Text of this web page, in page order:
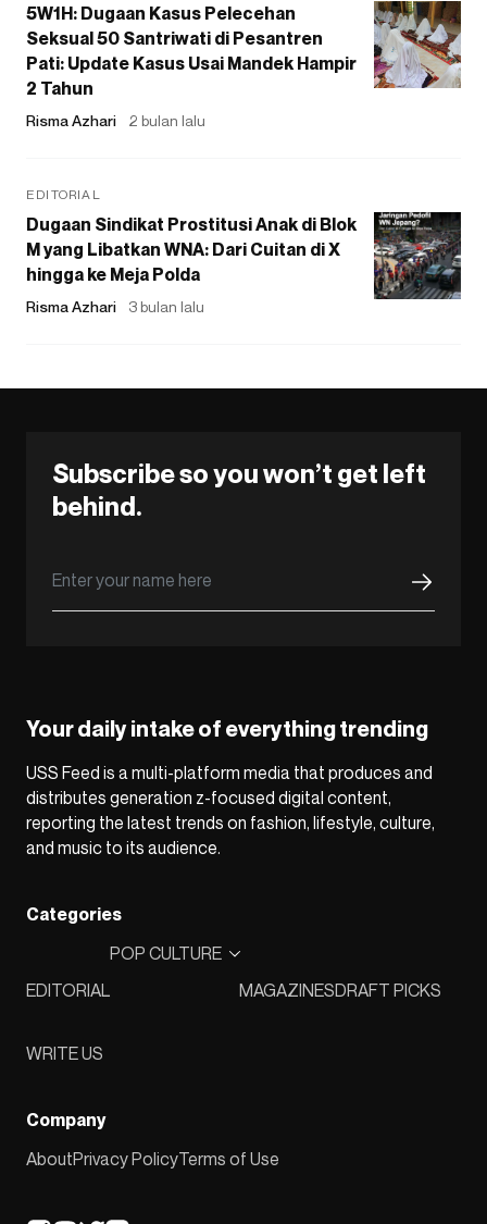
5W1H: Dugaan Kasus Pelecehan
Seksual 50 Santriwati di Pesantren
Pati: Update Kasus Usai Mandek Hampir
2 Tahun
Risma Azhari 2 bulan lalu
EDITORIAL
Dugaan Sindikat Prostitusi Anak di Blok
M yang Libatkan WNA: Dari Cuitan di X
hingga ke Meja Polda
Risma Azhari 3 bulan lalu
Subscribe so you won’t get left
behind.
Your daily intake of everything trending
USS Feed is a multi-platform media that produces and
distributes generation z-focused digital content,
reporting the latest trends on fashion, lifestyle, culture,
and music to its audience.
Categories
EDITORIAL
POP CULTURE
MAGAZINESDRAFT PICKS
WRITE US
Company
AboutPrivacy PolicyTerms of Use